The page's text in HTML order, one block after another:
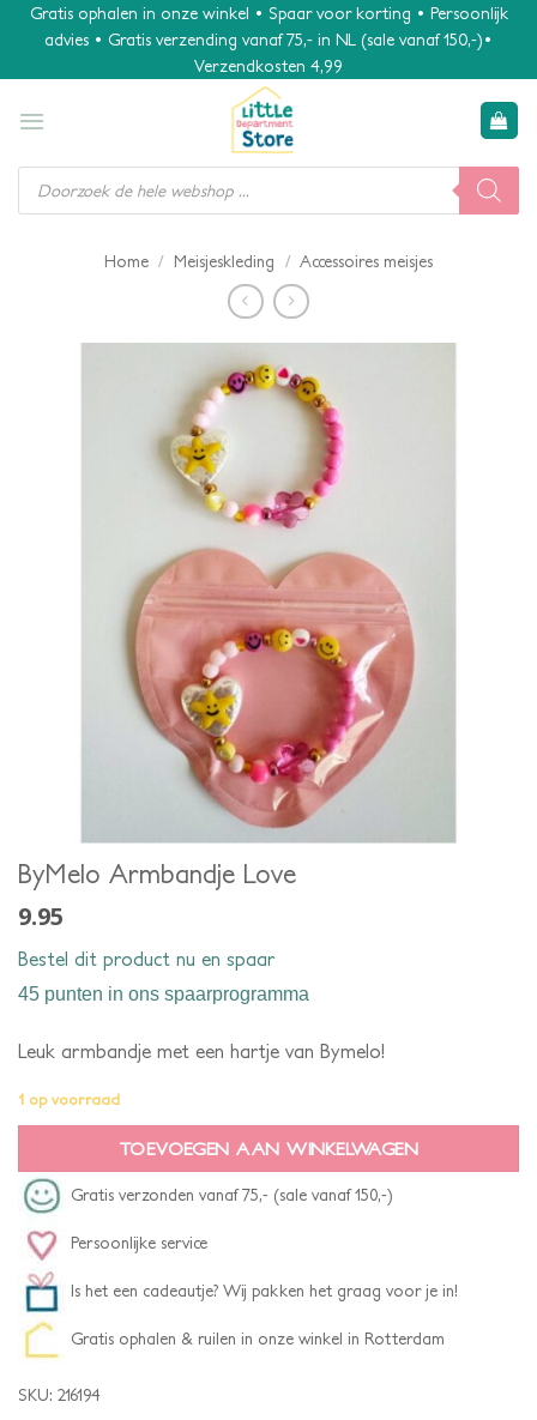
Gratis ophalen in onze winkel • Spaar voor korting • Persoonlijk
advies • Gratis verzending vanaf 75,- in NL (sale vanaf 150,-)•
Verzendkosten 4,99
Producten
zoeken
Home / Meisjeskleding / Accessoires meisjes
ByMelo Armbandje Love
9.95
Bestel dit product nu en spaar
45 punten in ons spaarprogramma
Leuk armbandje met een hartje van Bymelo!
1 op voorraad
TOEVOEGEN AAN WINKELWAGEN
Gratis verzonden vanaf 75,- (sale vanaf 150,-)
Persoonlijke service
Is het een cadeautje? Wij pakken het graag voor je in!
Gratis ophalen & ruilen in onze winkel in Rotterdam
SKU: 216194